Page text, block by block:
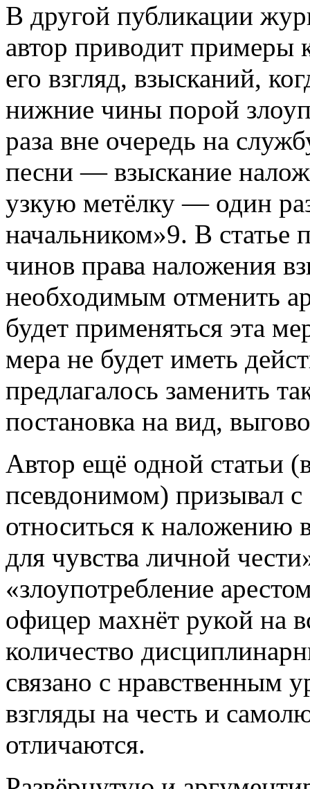
В другой публикации
автор приводит примеры
его взгляд, взысканий,
нижние чины порой
раза вне очередь на
песни — взыскание
узкую метёлку — один
начальником»9. В статье
чинов права наложения
необходимым отменить
будет применяться эта
мера не будет иметь
предлагалось заменить
постановка на вид,
Автор ещё одной статьи
псевдонимом) призывал
относиться к наложению
для чувства личной
«злоупотребление
офицер махнёт рукой на
количество
связано с нравственным
взгляды на честь и
отличаются.